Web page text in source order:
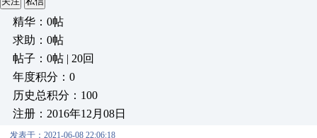
精华：0帖
求助：0帖
帖子：0帖 | 20回
年度积分：0
历史总积分：100
注册：2016年12月08日
发表于：2021-06-08 22:06:18